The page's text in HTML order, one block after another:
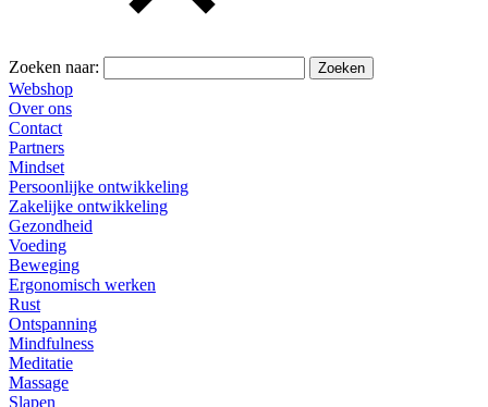
Zoeken naar:
Webshop
Over ons
Contact
Partners
Mindset
Persoonlijke ontwikkeling
Zakelijke ontwikkeling
Gezondheid
Voeding
Beweging
Ergonomisch werken
Rust
Ontspanning
Mindfulness
Meditatie
Massage
Slapen